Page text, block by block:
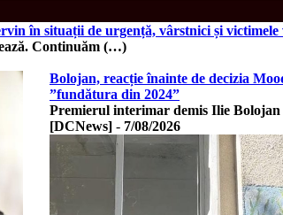
în situații de urgență, vârstnici și victimele
Continuăm (…)
Bolojan, reacție înainte de decizia
”fundătura din 2024”
Premierul interimar demis Ilie
[DCNews] - 7/08/2026